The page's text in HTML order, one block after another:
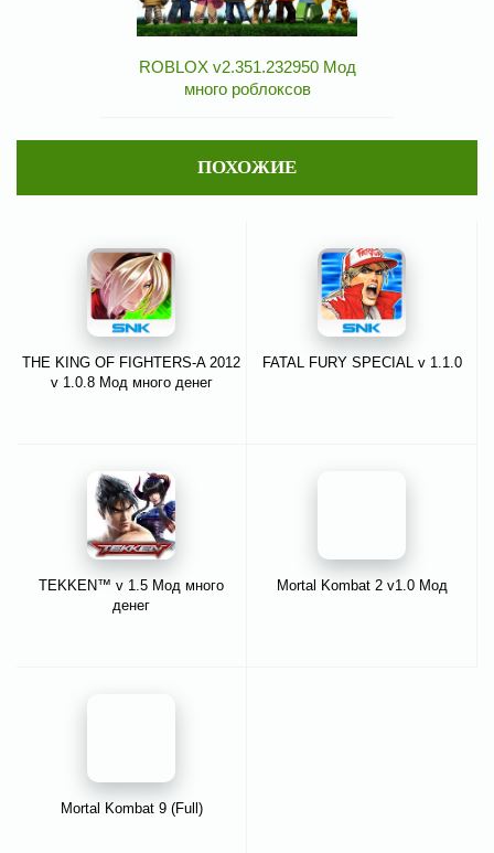
ROBLOX v2.351.232950 Мод
много роблоксов
ПОХОЖИЕ
THE KING OF FIGHTERS-A 2012
v 1.0.8 Мод много денег
FATAL FURY SPECIAL v 1.1.0
TEKKEN™ v 1.5 Мод много
денег
Mortal Kombat 2 v1.0 Мод
Mortal Kombat 9 (Full)